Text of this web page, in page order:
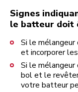
Signes
le batteur doit
Si le
et incorporer
Si le
bol et le
votre batteur